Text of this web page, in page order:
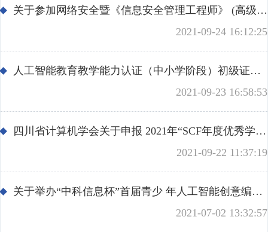
学术论道撷英
关于参加网络安全暨《信息安全管理工程师》 (高级)《网络信息安全工程师》职业技术专题 线上培训班的报名通知
2021-09-24 16:12:25
人工智能教育教学能力认证（中小学阶段）初级证书第三期培训考试认证结果公示
2021-09-23 16:58:53
四川省计算机学会关于申报 2021年“SCF年度优秀学生论文奖”的通知
2021-09-22 11:37:19
关于举办“中科信息杯”首届青少 年人工智能创意编程挑战赛（2021）的通知
2021-07-02 13:32:57